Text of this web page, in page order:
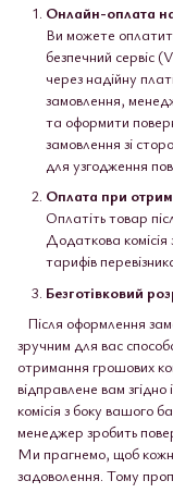
Онлайн-оплата
Ви можете
безпечний сервіс
через надійну
замовлення,
та оформити
замовлення зі
для узгодження
Оплата при
Оплатіть товар
Додаткова комісія
тарифів
Безготівковий
Після оформлення
зручним для вас
отримання грошових
відправлене вам
комісія з боку вашого
менеджер зробить
Ми прагнемо, щоб
задоволення. Тому